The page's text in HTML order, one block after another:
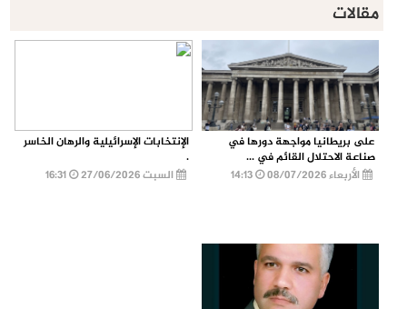
مقالات
على بريطانيا مواجهة دورها في
صناعة الاحتلال القائم في ...
الأربعاء 08/07/2026
الإنتخابات الإسرائيلية والرهان الخاسر
.
السبت 27/06/2026
16:31